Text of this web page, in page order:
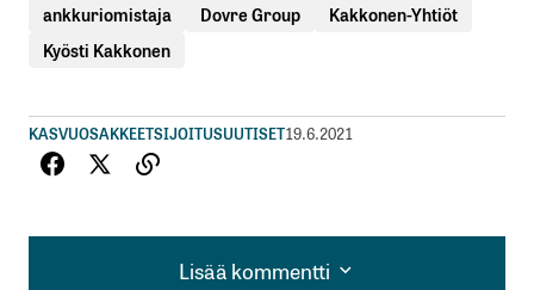
ankkuriomistaja Dovre Group
Kakkonen-Yhtiöt
Kyösti Kakkonen
KASVUOSAKKEETSIJOITUSUUTISET19.6.2021
Lisää kommentti